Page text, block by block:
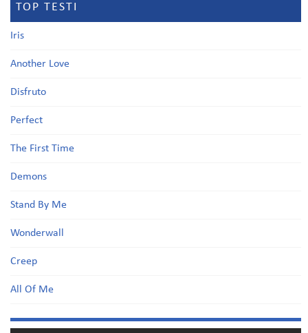
TOP TESTI
Iris
Another Love
Disfruto
Perfect
The First Time
Demons
Stand By Me
Wonderwall
Creep
All Of Me